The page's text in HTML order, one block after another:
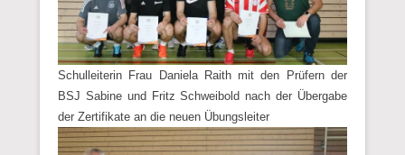
Schulleiterin Frau Daniela Raith mit den Prüfern der
BSJ Sabine und Fritz Schweibold nach der Übergabe
der Zertifikate an die neuen Übungsleiter